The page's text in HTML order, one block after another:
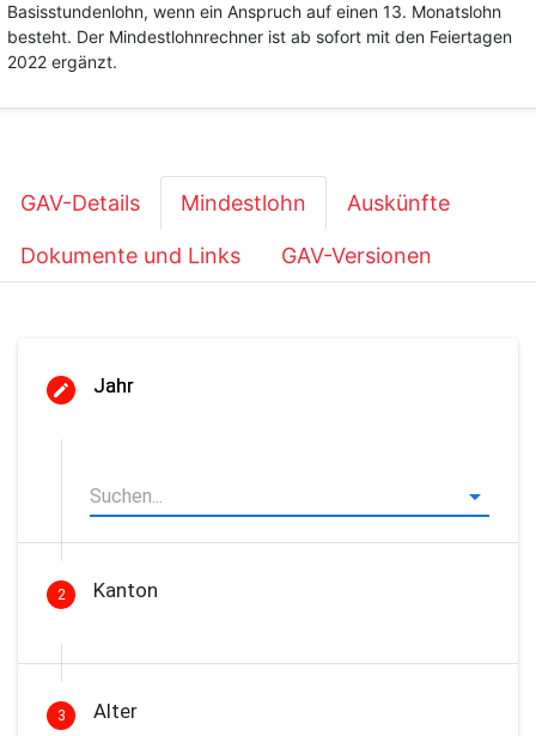
Basisstundenlohn, wenn ein Anspruch auf einen 13. Monatslohn
besteht. Der Mindestlohnrechner ist ab sofort mit den Feiertagen
2022 ergänzt.
GAV-Details Mindestlohn Auskünfte
Dokumente und Links GAV-Versionen
Jahr
2 Kanton
3 Alter